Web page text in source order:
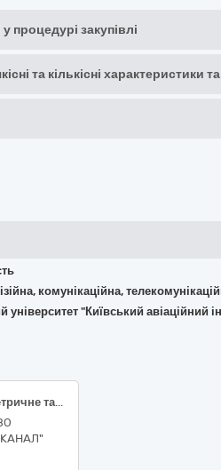
процедурі закупівлі
та кількісні характеристики
комунікаційна,
університет "Київський авіаційний
ДК 021:2015: 32440000-9 – Телеметричне та термінальне обладнання, 32442200-5 – Кабельні муфти (телеметричне та термінальне обладнання)